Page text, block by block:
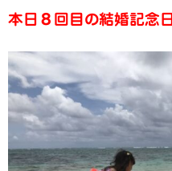
本日８回目の結婚記念日